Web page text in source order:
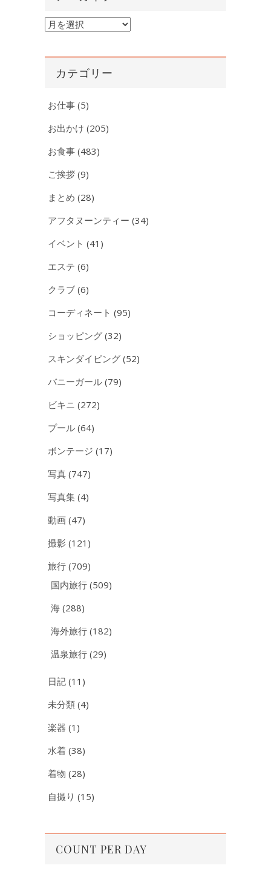
ア
カ
カテゴリー
お仕事 (5)
お出かけ (205)
お食事 (483)
ご挨拶 (9)
まとめ (28)
アフタヌーンティー (34)
イベント (41)
エステ (6)
クラブ (6)
コーディネート (95)
ショッピング (32)
スキンダイビング (52)
バニーガール (79)
ビキニ (272)
プール (64)
ボンテージ (17)
写真 (747)
写真集 (4)
動画 (47)
撮影 (121)
旅行 (709)
国内旅行 (509)
海 (288)
海外旅行 (182)
温泉旅行 (29)
日記 (11)
未分類 (4)
楽器 (1)
水着 (38)
着物 (28)
自撮り (15)
COUNT PER DAY